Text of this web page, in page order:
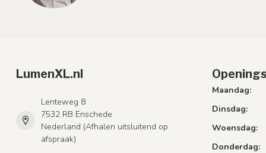
LumenXL.nl
Lenteweg 8
7532 RB Enschede
Nederland (Afhalen uitsluitend op
afspraak)
Maandag:
Dinsdag:
Woensdag:
Donderdag: